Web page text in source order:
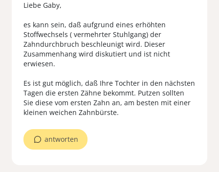
Liebe Gaby,
es kann sein, daß aufgrund eines erhöhten
Stoffwechsels ( vermehrter Stuhlgang) der
Zahndurchbruch beschleunigt wird. Dieser
Zusammenhang wird diskutiert und ist nicht
erwiesen.
Es ist gut möglich, daß Ihre Tochter in den nächsten
Tagen die ersten Zähne bekommt. Putzen sollten
Sie diese vom ersten Zahn an, am besten mit einer
antworten